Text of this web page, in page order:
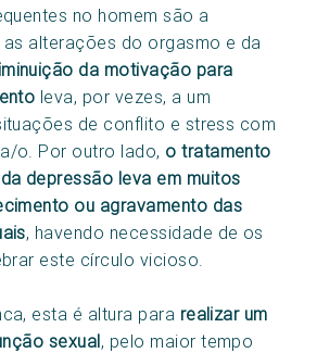
no homem são a
alterações do orgasmo e da
da motivação para
leva, por vezes, a um
de conflito e stress com
o. Por outro lado, o tratamento
depressão leva em muitos
ou agravamento das
, havendo necessidade de os
este círculo vicioso.
esta é altura para realizar um
sexual, pelo maior tempo